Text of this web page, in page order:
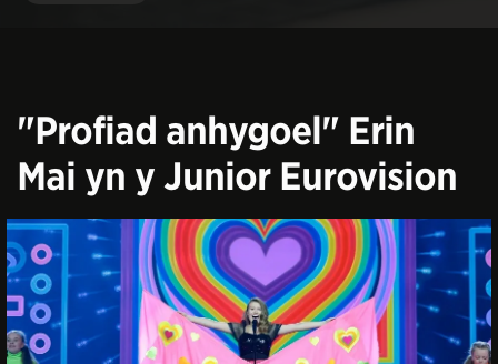
​"Profiad anhygoel" Erin
Mai yn y Junior Eurovision